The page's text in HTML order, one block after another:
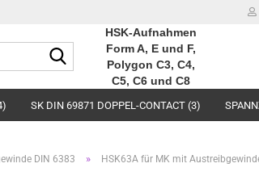
Suche...
HSK-Aufnahmen
Form A, E und F,
Polygon C3, C4,
C5, C6 und C8
SK DIN 69871 DOPPEL-CONTACT (3)
DIN 6383 » HSK63A für MK mit